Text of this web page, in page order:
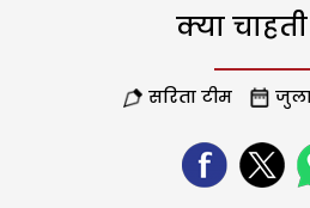
क्या
सरिता टीम